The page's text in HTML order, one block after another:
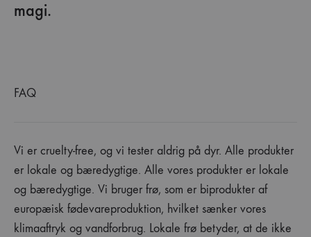
magi.
FAQ
Vi er cruelty-free, og vi tester aldrig på dyr. Alle produkter
er lokale og bæredygtige. Alle vores produkter er lokale
og bæredygtige. Vi bruger frø, som er biprodukter af
europæisk fødevareproduktion, hvilket sænker vores
klimaaftryk og vandforbrug. Lokale frø betyder, at de ikke